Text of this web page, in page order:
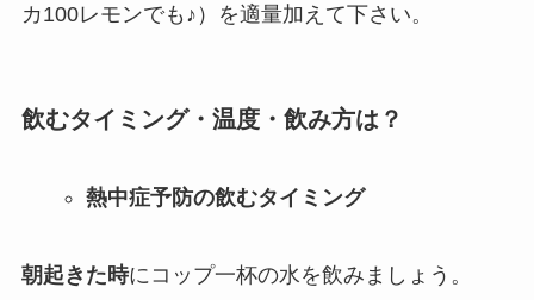
カ100レモンでも♪）を適量加えて下さい。
飲むタイミング・温度・飲み方は？
熱中症予防の飲むタイミング
朝起きた時にコップ一杯の水を飲みましょう。